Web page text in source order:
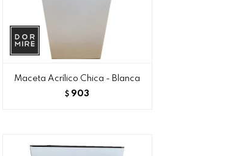
Maceta Acrílico Chica - Blanca
$ 903